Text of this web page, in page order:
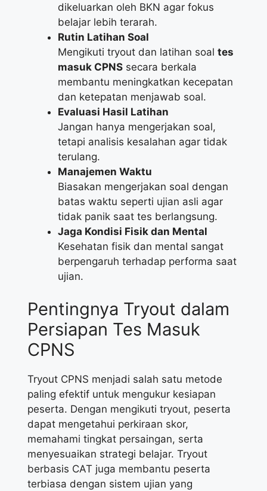
dikeluarkan oleh BKN agar fokus
belajar lebih terarah.
Rutin Latihan Soal
Mengikuti tryout dan latihan soal tes
masuk CPNS secara berkala
membantu meningkatkan kecepatan
dan ketepatan menjawab soal.
Evaluasi Hasil Latihan
Jangan hanya mengerjakan soal,
tetapi analisis kesalahan agar tidak
terulang.
Manajemen Waktu
Biasakan mengerjakan soal dengan
batas waktu seperti ujian asli agar
tidak panik saat tes berlangsung.
Jaga Kondisi Fisik dan Mental
Kesehatan fisik dan mental sangat
berpengaruh terhadap performa saat
ujian.
Pentingnya Tryout dalam
Persiapan Tes Masuk
CPNS
Tryout CPNS menjadi salah satu metode
paling efektif untuk mengukur kesiapan
peserta. Dengan mengikuti tryout, peserta
dapat mengetahui perkiraan skor,
memahami tingkat persaingan, serta
menyesuaikan strategi belajar. Tryout
berbasis CAT juga membantu peserta
terbiasa dengan sistem ujian yang